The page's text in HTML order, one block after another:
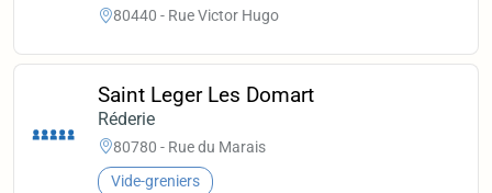
80440 - Rue Victor Hugo
Saint Leger Les Domart
Réderie
80780 - Rue du Marais
Vide-greniers